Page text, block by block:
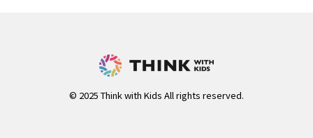
© 2025 Think with Kids All rights reserved.